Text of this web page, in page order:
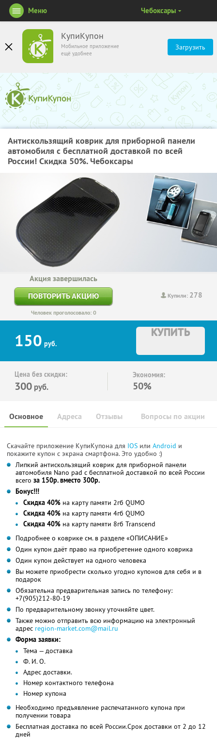
КупиКупон
Мобильное приложение
ещё удобнее
Загрузить
Меню Чебоксары
Антискользящий коврик для приборной панели
автомобиля с бесплатной доставкой по всей
России! Скидка 50%. Чебоксары
Купили: 278
Акция завершилась
ПОВТОРИТЬ АКЦИЮ
Человек проголосовало: 0
150 руб.
КУПИТЬ
Цена без скидки:
300 руб.
Экономия:
50%
Основное Отзывы Вопросы по акции
Адреса
Скачайте приложение КупиКупона для IOS или Android и
покажите купон с экрана смартфона. Это удобно :)
Липкий антискользящий коврик для приборной панели
автомобиля Nano pad с бесплатной доставкой по всей России
всего за 150р. вместо 300р.
Бонус!!!
Скидка 40% на карту памяти 2гб QUMO
Скидка 40% на карту памяти 4гб QUMO
Скидка 40% на карту памяти 8гб Transcend
Подробнее о коврике см. в разделе «ОПИСАНИЕ»
Один купон даёт право на приобретение одного коврика
Один купон действует на одного человека
Вы можете приобрести сколько угодно купонов для себя и в
подарок
Обязательна предварительная запись по телефону:
+7(905)212-80-19
По предварительному звонку уточняйте цвет.
Также можно отправить всю информацию на электронный
адрес region-market.com@mail.ru
Форма заявки:
Тема — доставка
Ф. И. О.
Адрес доставки.
Номер контактного телефона
Номер купона
Необходимо предъявление распечатанного купона при
получении товара
Бесплатная доставка по всей России.Срок доставки от 2 до 12
дней